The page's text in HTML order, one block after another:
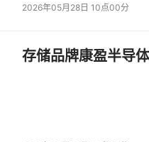
2026年05月28日 10点00分
存储品牌康盈半导